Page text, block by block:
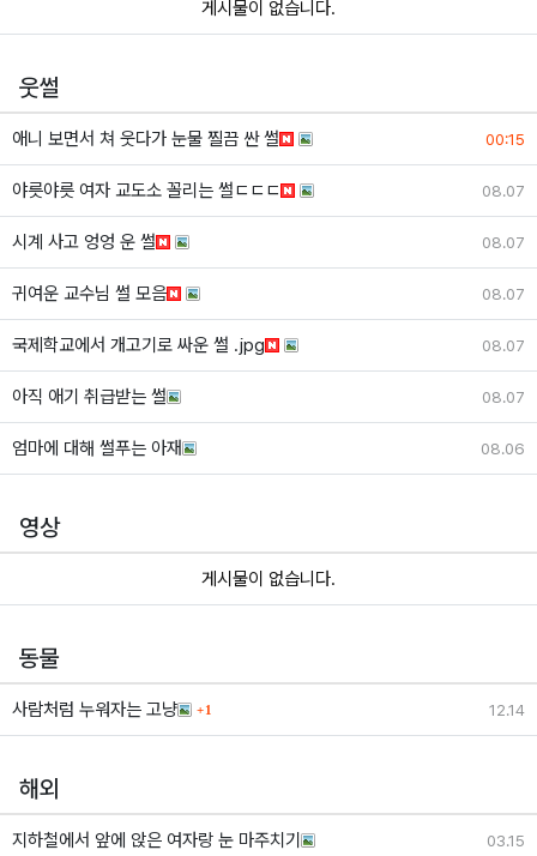
게시물이 없습니다.
웃썰
애니 보면서 쳐 웃다가 눈물 찔끔 싼 썰 00:15
야릇야릇 여자 교도소 꼴리는 썰ㄷㄷㄷ 08.07
시계 사고 엉엉 운 썰 08.07
귀여운 교수님 썰 모음 08.07
국제학교에서 개고기로 싸운 썰 .jpg 08.07
아직 애기 취급받는 썰 08.07
엄마에 대해 썰푸는 아재 08.06
영상
게시물이 없습니다.
동물
사람처럼 누워자는 고냥 댓글
1 12.14
해외
지하철에서 앞에 앉은 여자랑 눈 마주치기 03.15